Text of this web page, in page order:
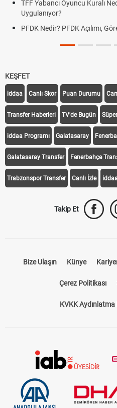
Oyuncu Kuralı Nedir? Güncel
PFDK Açılımı, Görevleri ve Karar
KEŞFET
iddaa Canlı Skor Puan Durumu
Transfer Haberleri TV'de Bugün
iddaa Programı Galatasaray
Galatasaray Transfer Fenerbahçe
Trabzonspor Transfer Canlı İzle